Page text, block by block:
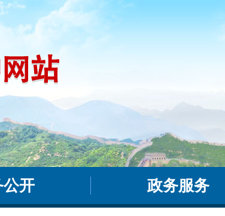
开 政务服务